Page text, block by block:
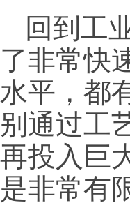
回到工
了非常快
水平，都
别通过工
再投入巨
是非常有